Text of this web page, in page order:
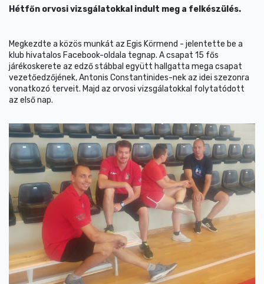
Hétfőn orvosi vizsgálatokkal indult meg a felkészülés.
Megkezdte a közös munkát az Egis Körmend - jelentette be a
klub hivatalos Facebook-oldala tegnap. A csapat 15 fős
járékoskerete az edző stábbal együtt hallgatta mega csapat
vezetőedzőjének, Antonis Constantinides-nek az idei szezonra
vonatkozó terveit. Majd az orvosi vizsgálatokkal folytatódott
az első nap.